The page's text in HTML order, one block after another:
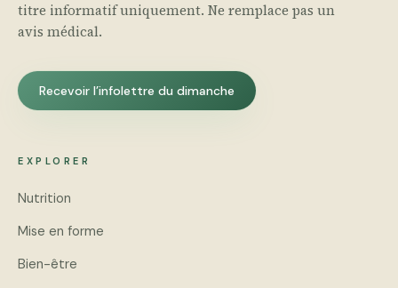
titre informatif uniquement. Ne remplace pas un
avis médical.
Recevoir l’infolettre du dimanche
EXPLORER
Nutrition
Mise en forme
Bien-être